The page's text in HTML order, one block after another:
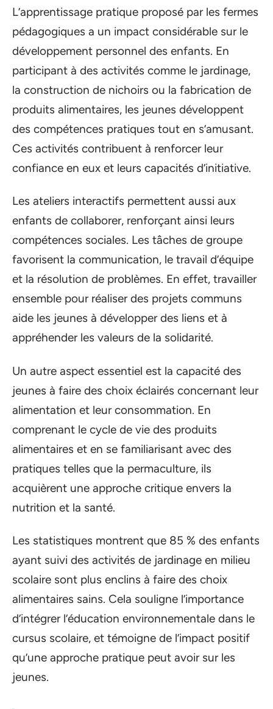
L’apprentissage pratique proposé par les fermes
pédagogiques a un impact considérable sur le
développement personnel des enfants. En
participant à des activités comme le jardinage,
la construction de nichoirs ou la fabrication de
produits alimentaires, les jeunes développent
des compétences pratiques tout en s’amusant.
Ces activités contribuent à renforcer leur
confiance en eux et leurs capacités d’initiative.
Les ateliers interactifs permettent aussi aux
enfants de collaborer, renforçant ainsi leurs
compétences sociales. Les tâches de groupe
favorisent la communication, le travail d’équipe
et la résolution de problèmes. En effet, travailler
ensemble pour réaliser des projets communs
aide les jeunes à développer des liens et à
appréhender les valeurs de la solidarité.
Un autre aspect essentiel est la capacité des
jeunes à faire des choix éclairés concernant leur
alimentation et leur consommation. En
comprenant le cycle de vie des produits
alimentaires et en se familiarisant avec des
pratiques telles que la permaculture, ils
acquièrent une approche critique envers la
nutrition et la santé.
Les statistiques montrent que 85 % des enfants
ayant suivi des activités de jardinage en milieu
scolaire sont plus enclins à faire des choix
alimentaires sains. Cela souligne l’importance
d’intégrer l’éducation environnementale dans le
cursus scolaire, et témoigne de l’impact positif
qu’une approche pratique peut avoir sur les
jeunes.